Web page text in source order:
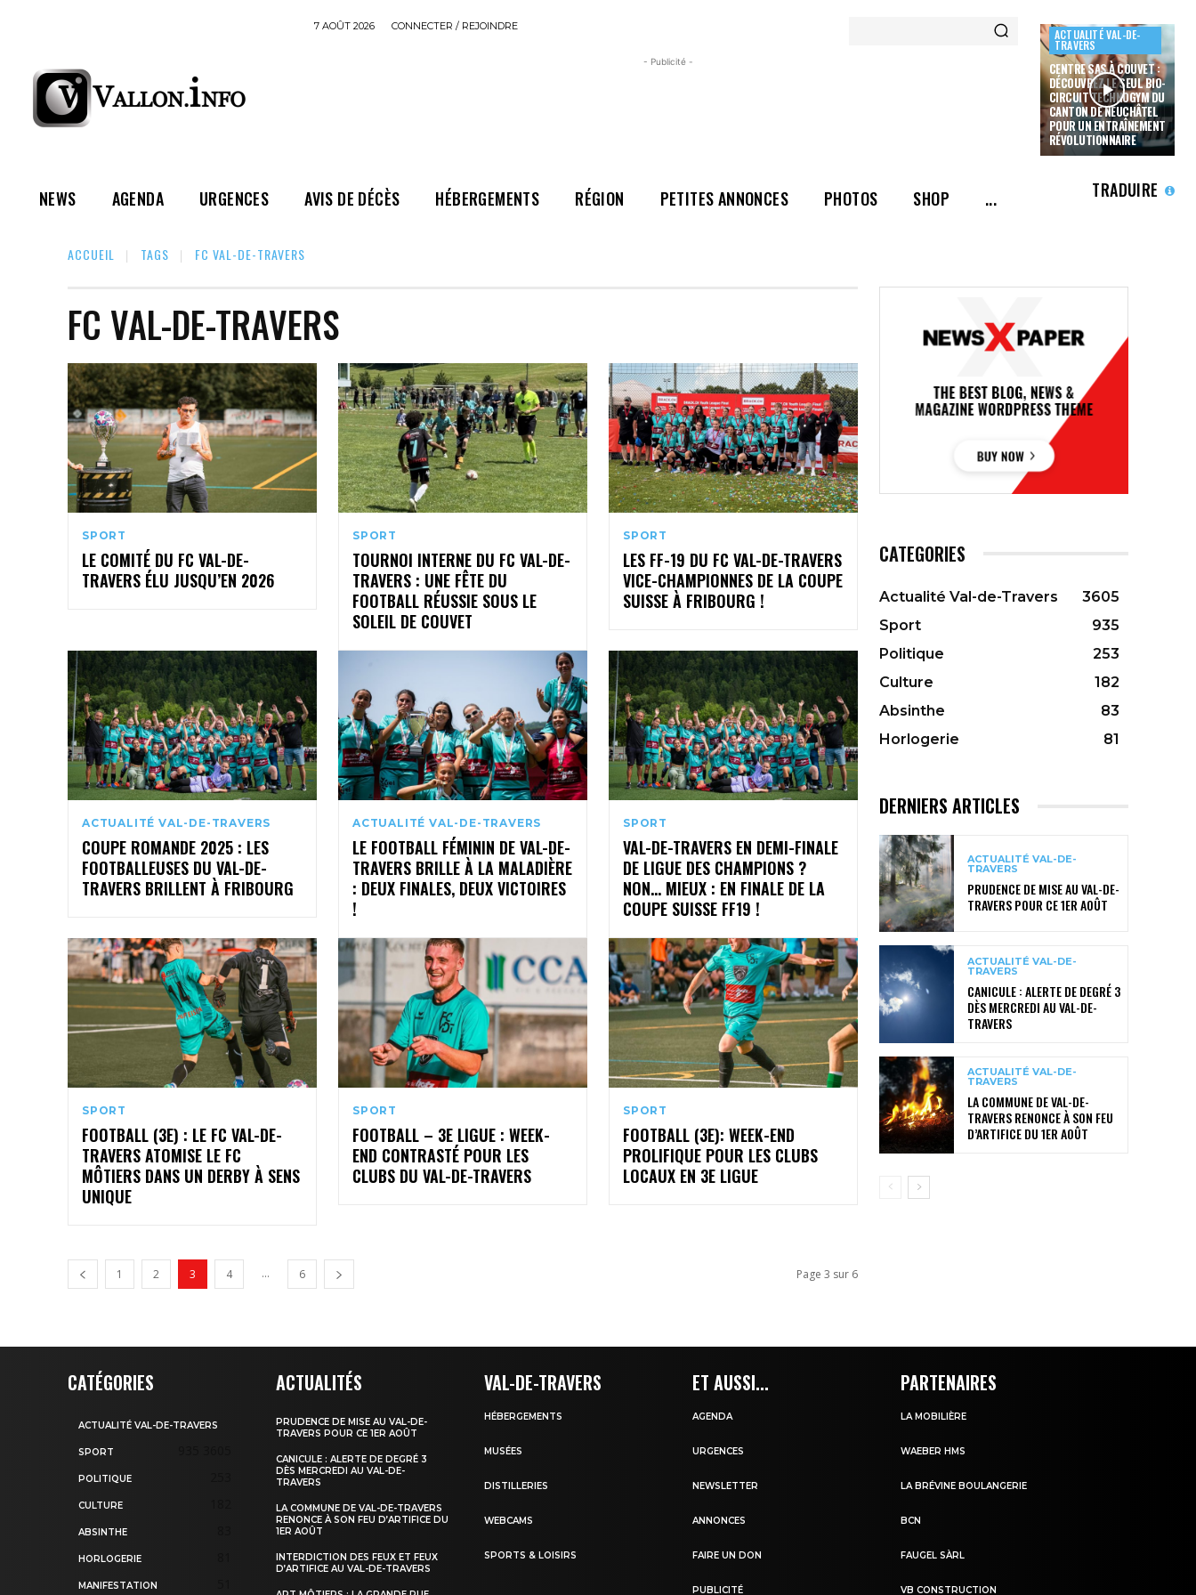
7 AOÛT 2026 CONNECTER / REJOINDRE
- Publicité -
ACTUALITÉ VAL-DE-
TRAVERS
CENTRE SAS À COUVET :
DÉCOUVREZ LE SEUL BIO-
CIRCUIT TECHNOGYM DU
CANTON DE NEUCHÂTEL
POUR UN ENTRAÎNEMENT
RÉVOLUTIONNAIRE
NEWS AGENDA URGENCES AVIS DE DÉCÈS HÉBERGEMENTS RÉGION PETITES ANNONCES PHOTOS SHOP ... TRADUIRE
ACCUEIL TAGS FC VAL-DE-TRAVERS
FC VAL-DE-TRAVERS
SPORT
LE COMITÉ DU FC VAL-DE-
TRAVERS ÉLU JUSQU’EN 2026
SPORT
TOURNOI INTERNE DU FC VAL-DE-
TRAVERS : UNE FÊTE DU
FOOTBALL RÉUSSIE SOUS LE
SOLEIL DE COUVET
SPORT
LES FF-19 DU FC VAL-DE-TRAVERS
VICE-CHAMPIONNES DE LA COUPE
SUISSE À FRIBOURG !
ACTUALITÉ VAL-DE-TRAVERS
COUPE ROMANDE 2025 : LES
FOOTBALLEUSES DU VAL-DE-
TRAVERS BRILLENT À FRIBOURG
ACTUALITÉ VAL-DE-TRAVERS
LE FOOTBALL FÉMININ DE VAL-DE-
TRAVERS BRILLE À LA MALADIÈRE
: DEUX FINALES, DEUX VICTOIRES
!
SPORT
VAL-DE-TRAVERS EN DEMI-FINALE
DE LIGUE DES CHAMPIONS ?
NON… MIEUX : EN FINALE DE LA
COUPE SUISSE FF19 !
SPORT
FOOTBALL (3E) : LE FC VAL-DE-
TRAVERS ATOMISE LE FC
MÔTIERS DANS UN DERBY À SENS
UNIQUE
SPORT
FOOTBALL – 3E LIGUE : WEEK-
END CONTRASTÉ POUR LES
CLUBS DU VAL-DE-TRAVERS
SPORT
FOOTBALL (3E): WEEK-END
PROLIFIQUE POUR LES CLUBS
LOCAUX EN 3E LIGUE
1 2 3 4 ... 6 Page 3 sur 6
CATEGORIES
Actualité Val-de-Travers
3605
Sport
935
Politique
253
Culture
182
Absinthe
83
Horlogerie
81
DERNIERS ARTICLES
ACTUALITÉ VAL-DE-
TRAVERS
PRUDENCE DE MISE AU VAL-DE-
TRAVERS POUR CE 1ER AOÛT
ACTUALITÉ VAL-DE-
TRAVERS
CANICULE : ALERTE DE DEGRÉ 3
DÈS MERCREDI AU VAL-DE-
TRAVERS
ACTUALITÉ VAL-DE-
TRAVERS
LA COMMUNE DE VAL-DE-
TRAVERS RENONCE À SON FEU
D’ARTIFICE DU 1ER AOÛT
CATÉGORIES
ACTUALITÉ VAL-DE-TRAVERS
SPORT
POLITIQUE
CULTURE
ABSINTHE
HORLOGERIE
MANIFESTATION
ACTUALITÉS
PRUDENCE DE MISE AU VAL-DE-
TRAVERS POUR CE 1ER AOÛT
CANICULE : ALERTE DE DEGRÉ 3
DÈS MERCREDI AU VAL-DE-
TRAVERS
LA COMMUNE DE VAL-DE-TRAVERS
RENONCE À SON FEU D’ARTIFICE DU
1ER AOÛT
INTERDICTION DES FEUX ET FEUX
D’ARTIFICE AU VAL-DE-TRAVERS
VAL-DE-TRAVERS
HÉBERGEMENTS
MUSÉES
DISTILLERIES
WEBCAMS
SPORTS & LOISIRS
ET AUSSI...
AGENDA
URGENCES
NEWSLETTER
ANNONCES
FAIRE UN DON
PUBLICITÉ
PARTENAIRES
LA MOBILIÈRE
WAEBER HMS
LA BRÉVINE BOULANGERIE
BCN
FAUGEL SÀRL
VB CONSTRUCTION